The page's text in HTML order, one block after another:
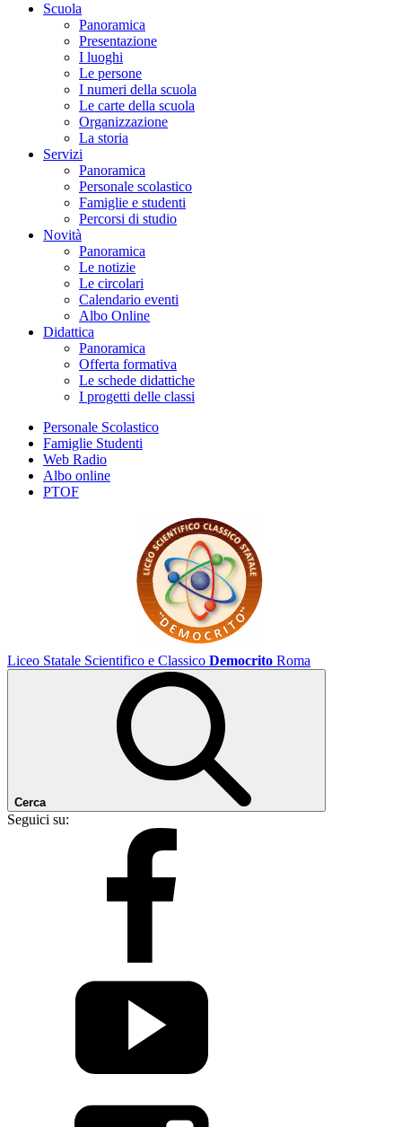
Scuola
Panoramica
Presentazione
I luoghi
Le persone
I numeri della scuola
Le carte della scuola
Organizzazione
La storia
Servizi
Panoramica
Personale scolastico
Famiglie e studenti
Percorsi di studio
Novità
Panoramica
Le notizie
Le circolari
Calendario eventi
Albo Online
Didattica
Panoramica
Offerta formativa
Le schede didattiche
I progetti delle classi
Personale Scolastico
Famiglie Studenti
Web Radio
Albo online
PTOF
Liceo Statale Scientifico e Classico Democrito Roma
Cerca
Seguici su: